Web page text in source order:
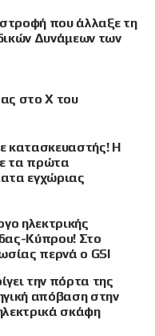
που άλλαξε τη
Δυνάμεων των
στο X του
κατασκευαστής! Η
τα πρώτα
εγχώριας
ηλεκτρικής
Κύπρου! Στο
περνά ο GSI
την πόρτα της
απόβαση στην
σκάφη